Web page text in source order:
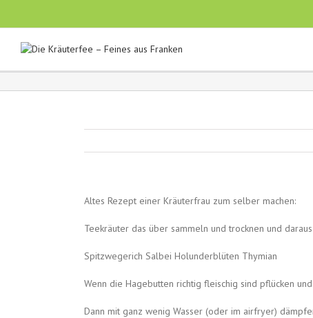
Altes Rezept einer Kräuterfrau zum selber machen:
Teekräuter das über sammeln und trocknen und
Spitzwegerich Salbei Holunderblüten Thymian
Wenn die Hagebutten richtig fleischig sind pflücken
Dann mit ganz wenig Wasser (oder im airfryer)